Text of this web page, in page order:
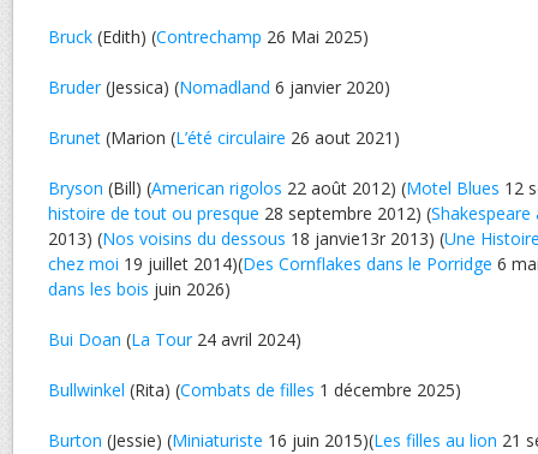
Bruck (Edith) (Contrechamp 26 Mai 2025)
Bruder(Jessica) (Nomadland 6 janvier 2020)
Brunet (Marion (L’été circulaire 26 aout 2021)
Bryson (Bill) (American rigolos 22 août 2012) (Motel Blues 12
histoire de tout ou presque 28 septembre 2012) (
2013) (Nos voisins du dessous 18 janvie13r 2013) (Une
chez moi 19 juillet 2014)(Des Cornflakes dans le Porridge 6
dans les bois juin 2026)
Bui Doan (La Tour24 avril 2024)
Bullwinkel (Rita) (Combats de filles 1 décembre 2025)
Burton (Jessie) (Miniaturiste 16 juin 2015)(Les filles au lion 21